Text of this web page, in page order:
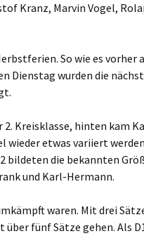
Kranz, Marvin Vogel,
So wie es vorher
Dienstag wurden die
Kreisklasse, hinten kam
wieder etwas variiert
bildeten die bekannten
und Karl-Hermann.
waren. Mit drei
fünf Sätze gehen. Als